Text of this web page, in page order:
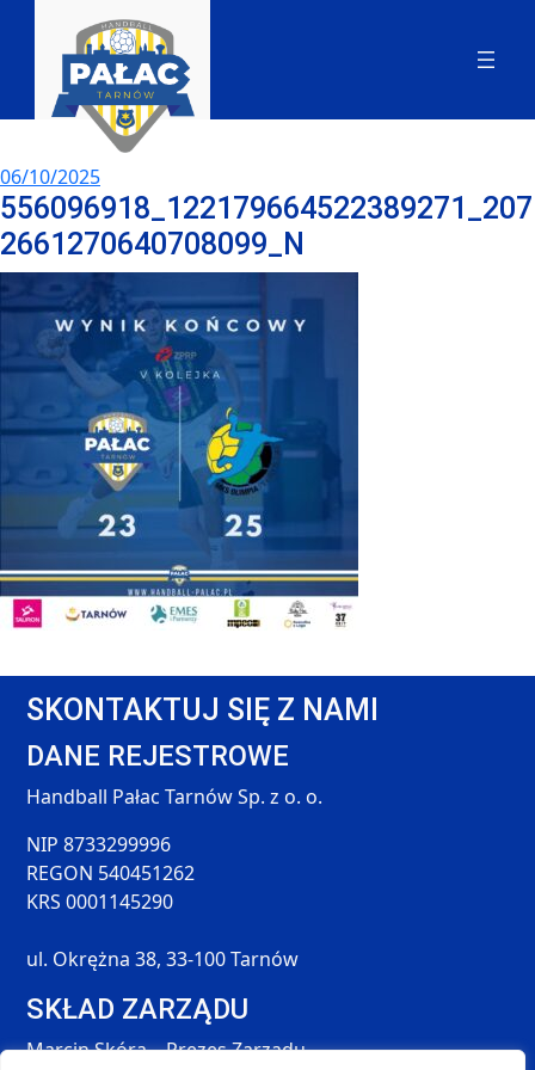
06/10/2025
556096918_122179664522389271_207
2661270640708099_N
SKONTAKTUJ SIĘ Z NAMI
DANE REJESTROWE
Handball Pałac Tarnów Sp. z o. o.
NIP 8733299996
REGON 540451262
KRS 0001145290
ul. Okrężna 38, 33-100 Tarnów
SKŁAD ZARZĄDU
Marcin Skóra – Prezes Zarządu